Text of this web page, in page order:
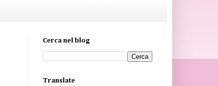
Cerca nel blog
Translate